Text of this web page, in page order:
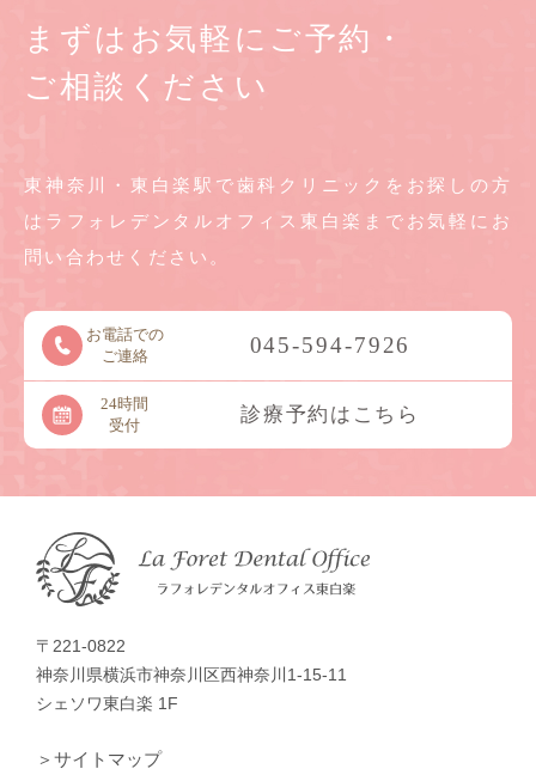
まずはお気軽にご予約・
ご相談ください
東神奈川・東白楽駅で歯科クリニックをお探しの方
は ラフォレデンタルオフィス東白楽までお気軽に お
問い合わせください。
お電話での
ご連絡
045-594-7926
24時間
受付
診療予約はこちら
〒221-0822
神奈川県横浜市神奈川区西神奈川1-15-11
シェソワ東白楽 1F
＞サイトマップ